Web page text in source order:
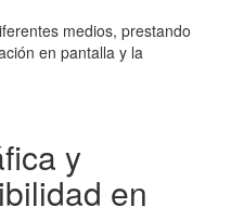
medios, prestando
en pantalla y la
y
en